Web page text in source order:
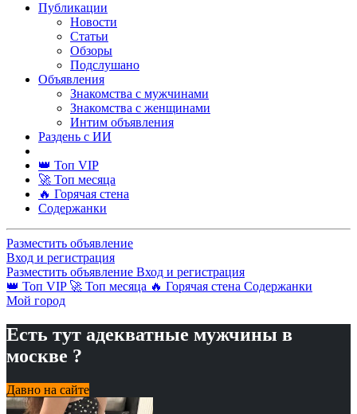
Публикации
Новости
Статьи
Обзоры
Подслушано
Объявления
Знакомства с мужчинами
Знакомства с женщинами
Интим объявления
Раздень с ИИ
👑 Топ VIP
🚀 Топ месяца
🔥 Горячая стена
Содержанки
Разместить объявление
Вход и регистрация
Разместить объявление Вход и регистрация
👑 Топ VIP 🚀 Топ месяца 🔥 Горячая стена Содержанки
Мой город
Есть тут адекватные мужчины в
москве ?
Давно на сайте